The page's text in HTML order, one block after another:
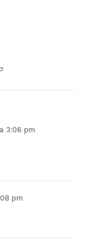
3:06 pm
pm